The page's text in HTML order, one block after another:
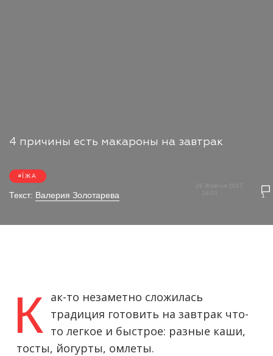
4 причины есть макароны на завтрак
ЇЖА
Текст: Валерия Золотарева
26 Жовтня 2017
1
К ак-то незаметно сложилась
традиция готовить на завтрак что-
то легкое и быстрое: разные каши,
тосты, йогурты, омлеты.